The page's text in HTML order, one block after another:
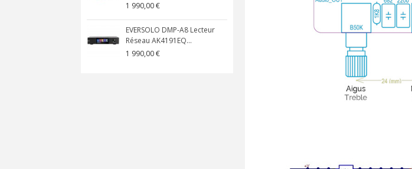
1 990,00 €
EVERSOLO DMP-A8 Lecteur
Réseau AK4191EQ...
1 990,00 €
LUXSIN X9 DAC Amplificateur